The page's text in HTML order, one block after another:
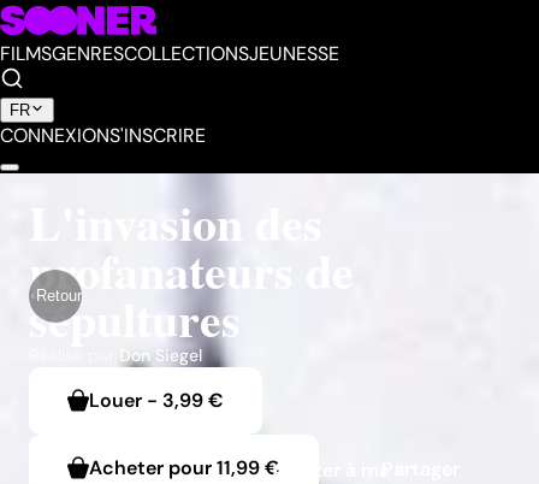
FILMSGENRESCOLLECTIONSJEUNESSE
FR
CONNEXIONS'INSCRIRE
Retour
L'invasion des
profanateurs de
sépultures
Don Siegel
Louer - 3,99 €
Acheter pour11,99 €Ajouter à ma liste